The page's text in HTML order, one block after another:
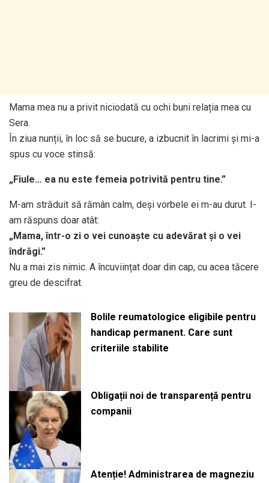
Mama mea nu a privit niciodată cu ochi buni relația mea cu
Sera.
În ziua nunții, în loc să se bucure, a izbucnit în lacrimi și mi-a
spus cu voce stinsă:
„Fiule… ea nu este femeia potrivită pentru tine.”
M-am străduit să rămân calm, deși vorbele ei m-au durut. I-
am răspuns doar atât:
„Mama, într-o zi o vei cunoaște cu adevărat și o vei
îndrăgi.”
Nu a mai zis nimic. A încuviințat doar din cap, cu acea tăcere
greu de descifrat.
Bolile reumatologice eligibile pentru
handicap permanent. Care sunt
criteriile stabilite
Obligații noi de transparență pentru
companii
Atenție! Administrarea de magneziu